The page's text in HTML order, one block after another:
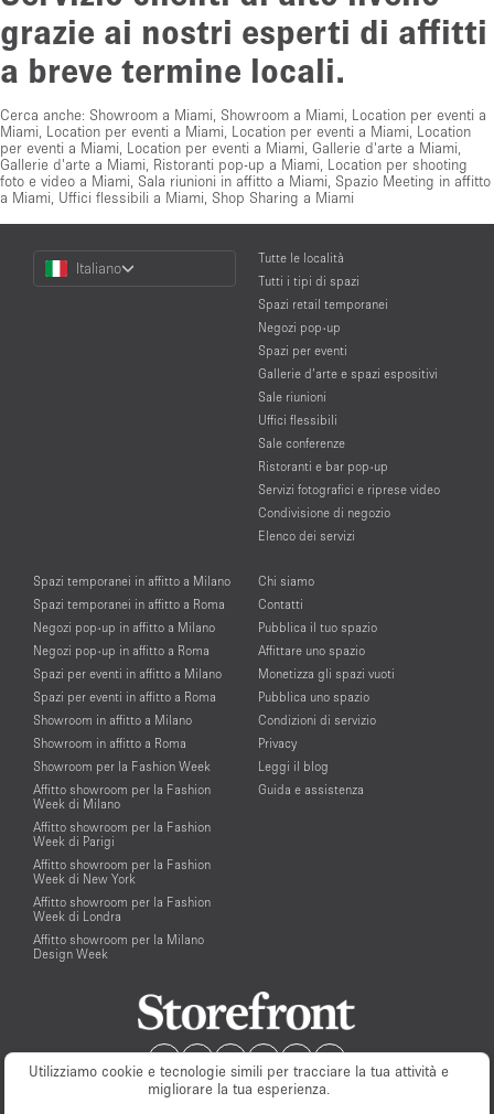
Utilizziamo cookie e tecnologie simili per tracciare la tua attività e
migliorare la tua esperienza.
grazie ai nostri esperti di affitti
a breve termine locali.
Cerca anche: Showroom a Miami Showroom a Miami Location per eventi a
Miami Location per eventi a Miami Location per eventi a Miami Location
per eventi a Miami Location per eventi a Miami Gallerie d'arte a Miami
Gallerie d'arte a Miami Ristoranti pop-up a Miami Location per shooting
foto e video a Miami Sala riunioni in affitto a Miami Spazio Meeting in affitto
a Miami Uffici flessibili a Miami Shop Sharing a Miami
Choose
Language
Italiano
Tutte le località
Tutti i tipi di spazi
Spazi retail temporanei
Negozi pop-up
Spazi per eventi
Gallerie d’arte e spazi espositivi
Sale riunioni
Uffici flessibili
Sale conferenze
Ristoranti e bar pop-up
Servizi fotografici e riprese video
Condivisione di negozio
Elenco dei servizi
Spazi temporanei in affitto a Milano
Spazi temporanei in affitto a Roma
Negozi pop-up in affitto a Milano
Negozi pop-up in affitto a Roma
Spazi per eventi in affitto a Milano
Spazi per eventi in affitto a Roma
Showroom in affitto a Milano
Showroom in affitto a Roma
Showroom per la Fashion Week
Affitto showroom per la Fashion
Week di Milano
Affitto showroom per la Fashion
Week di Parigi
Affitto showroom per la Fashion
Week di New York
Affitto showroom per la Fashion
Week di Londra
Affitto showroom per la Milano
Design Week
Chi siamo
Contatti
Pubblica il tuo spazio
Affittare uno spazio
Monetizza gli spazi vuoti
Pubblica uno spazio
Condizioni di servizio
Privacy
Leggi il blog
Guida e assistenza